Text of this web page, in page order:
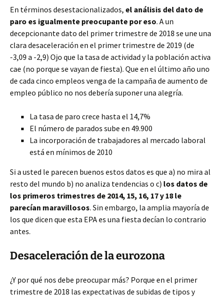
En términos desestacionalizados, el análisis del dato de
paro es igualmente preocupante por eso. A un
decepcionante dato del primer trimestre de 2018 se une una
clara desaceleración en el primer trimestre de 2019 (de
-3,09 a -2,9) Ojo que la tasa de actividad y la población activa
cae (no porque se vayan de fiesta). Que en el último año uno
de cada cinco empleos venga de la campaña de aumento de
empleo público no nos debería suponer una alegría.
La tasa de paro crece hasta el 14,7%
El número de parados sube en 49.900
La incorporación de trabajadores al mercado laboral
está en mínimos de 2010
Si a usted le parecen buenos estos datos es que a) no mira al
resto del mundo b) no analiza tendencias o c) los datos de
los primeros trimestres de 2014, 15, 16, 17 y 18 le
parecían maravillosos. Sin embargo, la amplia mayoría de
los que dicen que esta EPA es una fiesta decían lo contrario
antes.
Desaceleración de la eurozona
¿Y por qué nos debe preocupar más? Porque en el primer
trimestre de 2018 las expectativas de subidas de tipos y